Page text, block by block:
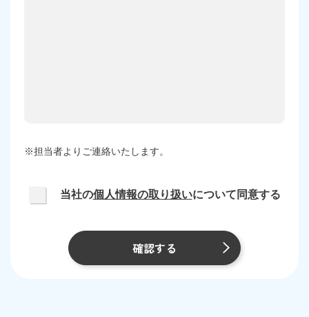
※担当者よりご連絡いたします。
当社の個人情報の取り扱いについて同意する
確認する